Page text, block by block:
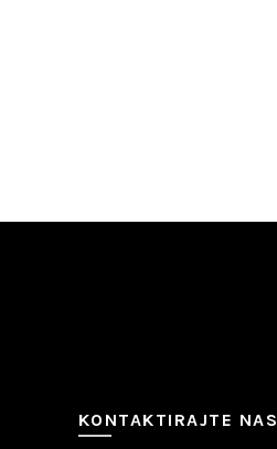
KONTAKTIRAJTE NAS